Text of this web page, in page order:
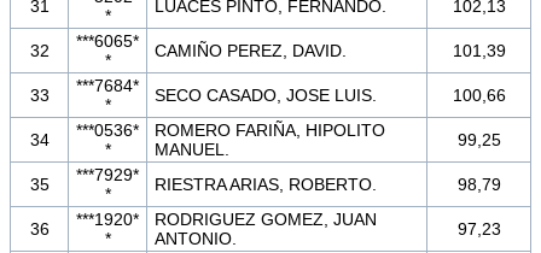
31
*
LUACES PINTO, FERNANDO. 102,13
32
***6065*
*
CAMIÑO PEREZ, DAVID. 101,39
33
***7684*
*
SECO CASADO, JOSE LUIS. 100,66
34
***0536*
*
ROMERO FARIÑA, HIPOLITO
MANUEL.
99,25
35
***7929*
*
RIESTRA ARIAS, ROBERTO. 98,79
36
***1920*
*
RODRIGUEZ GOMEZ, JUAN
ANTONIO.
97,23